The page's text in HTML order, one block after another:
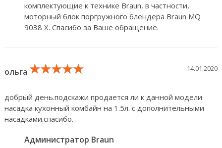
комплектующие к технике Braun, в частности,
моторный блок поргружного блендера Braun MQ
9038 X. Спасибо за Ваше обращение.
ольга ★★★★★
★★★★★
★★★★★ 14.01.2020
добрый день.подскажи продается ли к данной модели
насадка кухонный комбайн на 1.5л. с дополнительными
насадками.спасибо.
Администратор Braun